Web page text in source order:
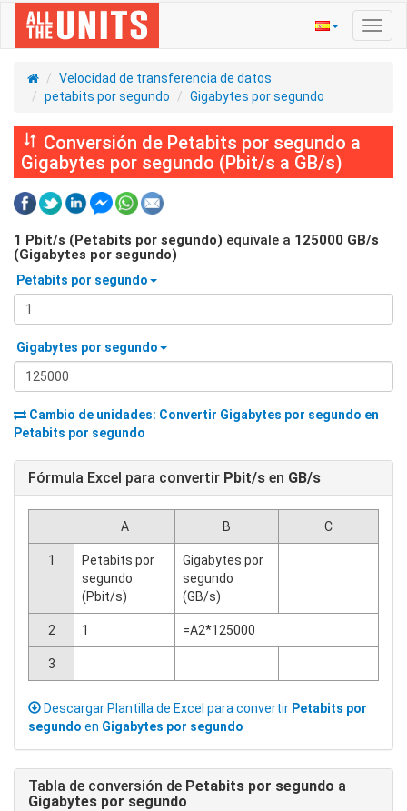
Velocidad de transferencia de datos
petabits por segundo
Gigabytes por segundo
Conversión de Petabits por segundo a
Gigabytes por segundo (Pbit/s a GB/s)
1 Pbit/s (Petabits por segundo) equivale a 125000 GB/s
(Gigabytes por segundo)
Petabits por segundo
Gigabytes por segundo
Cambio de unidades: Convertir Gigabytes por segundo en
Petabits por segundo
Fórmula Excel para convertir Pbit/s en GB/s
A B C
1
Petabits por
segundo
(Pbit/s)
Gigabytes por
segundo
(GB/s)
2 1 =A2*125000
3
Descargar Plantilla de Excel para convertir Petabits por
segundo en Gigabytes por segundo
Tabla de conversión de Petabits por segundo a
Gigabytes por segundo